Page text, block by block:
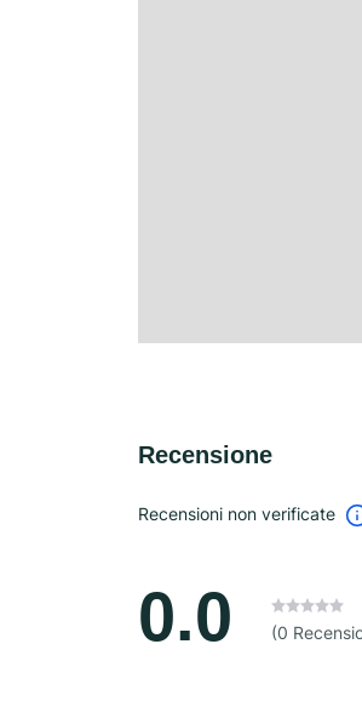
Recensione
Recensioni non verificate
0.0 (0